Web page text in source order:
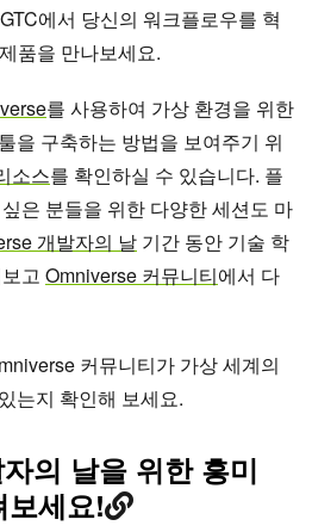
에서 당신의 워크플로우를 혁
품을 만나보세요.
를 사용하여 가상 환경을 위한
을 구축하는 방법을 보여주기 위
소스를 확인하실 수 있습니다. 플
은 분들을 위한 다양한 세션도 마
개발자의 날 기간 동안 기술 학
고 Omniverse 커뮤니티에서 다
커뮤니티가 가상 세계의
는지 확인해 보세요.
의 날을 위한 흥미
세요!